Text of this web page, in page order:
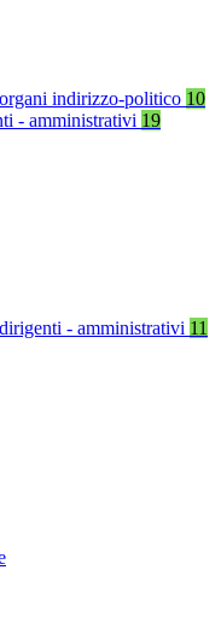
indirizzo-politico 10
- amministrativi 19
- amministrativi 11